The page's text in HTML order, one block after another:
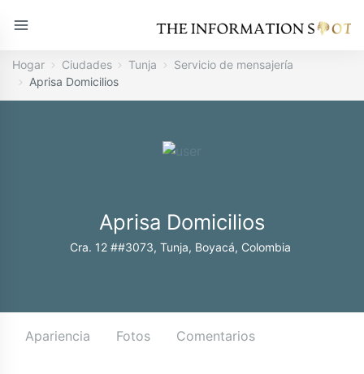
Hogar Ciudades Tunja
Servicio de mensajería
Aprisa Domicilios
Aprisa Domicilios
Cra. 12 ##3073, Tunja, Boyacá, Colombia
Apariencia Fotos Comentarios